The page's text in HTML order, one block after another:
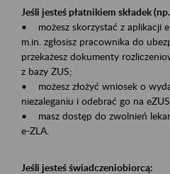
Jeśli jesteś płatnikiem składek
• możesz skorzystać z aplikacji
m.in. zgłosisz pracownika do
przekażesz dokumenty
z bazy ZUS;
• możesz złożyć wniosek o
niezaleganiu i odebrać go na
• masz dostęp do zwolnień
e-ZLA.
Jeśli jesteś świadczeniobiorcą: